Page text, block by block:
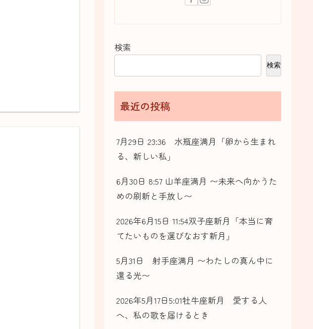
検索
検索
最近の投稿
7月29日 23:36 水瓶座満月「卵から生まれ
る、新しい私」
6月30日 8:57 山羊座満月 〜未来へ向かうた
めの刷新と手放し〜
2026年6月15日 11:54双子座新月「本当に育
てたいものを選びなおす新月」
5月31日 射手座満月 〜わたしの真ん中に
還る光〜
2026年5月17日5:01牡牛座新月 愛する人
へ、私の歌を届けるとき